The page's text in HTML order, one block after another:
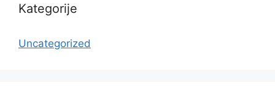
Kategorije
Uncategorized